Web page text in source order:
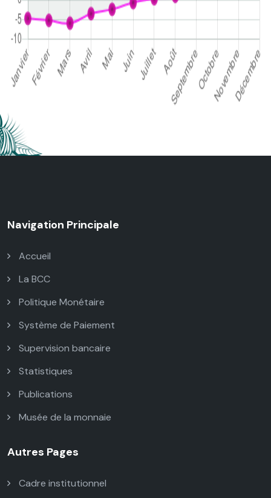
Navigation Principale
Accueil
La BCC
Politique Monétaire
Système de Paiement
Supervision bancaire
Statistiques
Publications
Musée de la monnaie
Autres Pages
Cadre institutionnel